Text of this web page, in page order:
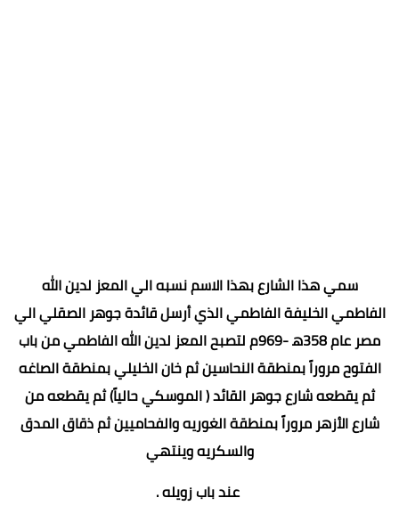
سمي هذا الشارع بهذا الاسم نسبه الي المعز لدين الله
الفاطمي الخليفة الفاطمي الذي أرسل قائدة جوهر الصقلي الي
مصر عام 358ه‍ -969م لتصبح المعز لدين الله الفاطمي من باب
الفتوح مروراً بمنطقة النحاسين ثم خان الخليلي بمنطقة الصاغه
ثم يقطعه شارع جوهر القائد ( الموسكي حالياً) ثم يقطعه من
شارع الأزهر مروراً بمنطقة الغوريه والفحاميين ثم ذقاق المدق
والسكريه وينتهي
عند باب زويله .